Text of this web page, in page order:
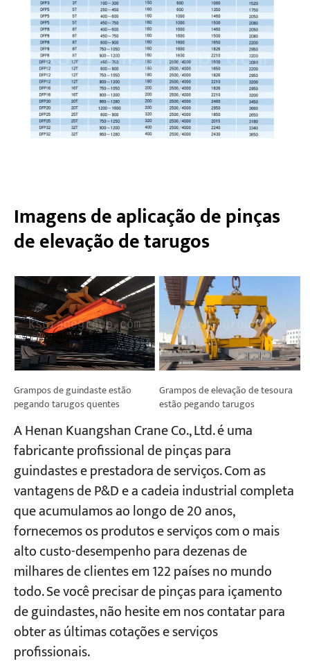
Imagens de aplicação de pinças
de elevação de tarugos
Grampos de guindaste estão
pegando tarugos quentes
Grampos de elevação de tesoura
estão pegando tarugos
A Henan Kuangshan Crane Co., Ltd. é uma
fabricante profissional de pinças para
guindastes e prestadora de serviços. Com as
vantagens de P&D e a cadeia industrial completa
que acumulamos ao longo de 20 anos,
fornecemos os produtos e serviços com o mais
alto custo-desempenho para dezenas de
milhares de clientes em 122 países no mundo
todo. Se você precisar de pinças para içamento
de guindastes, não hesite em nos contatar para
obter as últimas cotações e serviços
profissionais.